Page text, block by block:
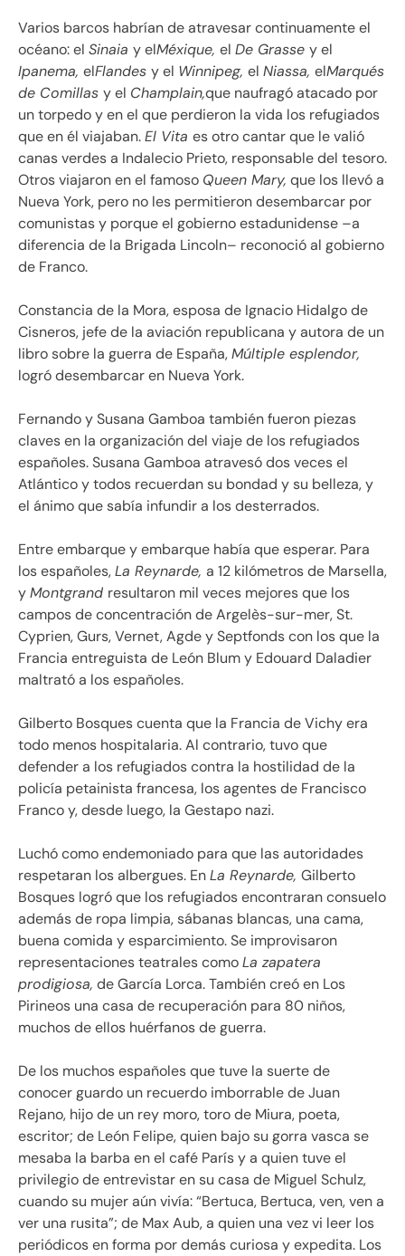
Varios barcos habrían de atravesar continuamente el
océano: el Sinaia y elMéxique, el De Grasse y el
Ipanema, elFlandes y el Winnipeg, el Niassa, elMarqués
de Comillas y el Champlain,que naufragó atacado por
un torpedo y en el que perdieron la vida los refugiados
que en él viajaban.El Vita es otro cantar que le valió
canas verdes a Indalecio Prieto, responsable del tesoro.
Otros viajaron en el famoso Queen Mary, que los llevó a
Nueva York, pero no les permitieron desembarcar por
comunistas y porque el gobierno estadunidense –a
diferencia de la Brigada Lincoln– reconoció al gobierno
de Franco.
Constancia de la Mora, esposa de Ignacio Hidalgo de
Cisneros, jefe de la aviación republicana y autora de un
libro sobre la guerra de España,Múltiple esplendor,
logró desembarcar en Nueva York.
Fernando y Susana Gamboa también fueron piezas
claves en la organización del viaje de los refugiados
españoles. Susana Gamboa atravesó dos veces el
Atlántico y todos recuerdan su bondad y su belleza, y
el ánimo que sabía infundir a los desterrados.
Entre embarque y embarque había que esperar. Para
los españoles,La Reynarde, a 12 kilómetros de Marsella,
yMontgrand resultaron mil veces mejores que los
campos de concentración de Argelès-sur-mer, St.
Cyprien, Gurs, Vernet, Agde y Septfonds con los que la
Francia entreguista de León Blum y Edouard Daladier
maltrató a los españoles.
Gilberto Bosques cuenta que la Francia de Vichy era
todo menos hospitalaria. Al contrario, tuvo que
defender a los refugiados contra la hostilidad de la
policía petainista francesa, los agentes de Francisco
Franco y, desde luego, la Gestapo nazi.
Luchó como endemoniado para que las autoridades
respetaran los albergues. EnLa Reynarde, Gilberto
Bosques logró que los refugiados encontraran consuelo
además de ropa limpia, sábanas blancas, una cama,
buena comida y esparcimiento. Se improvisaron
representaciones teatrales comoLa zapatera
prodigiosa, de García Lorca. También creó en Los
Pirineos una casa de recuperación para 80 niños,
muchos de ellos huérfanos de guerra.
De los muchos españoles que tuve la suerte de
conocer guardo un recuerdo imborrable de Juan
Rejano, hijo de un rey moro, toro de Miura, poeta,
escritor; de León Felipe, quien bajo su gorra vasca se
mesaba la barba en el café París y a quien tuve el
privilegio de entrevistar en su casa de Miguel Schulz,
cuando su mujer aún vivía: Bertuca, Bertuca, ven, ven a
ver una rusita ; de Max Aub, a quien una vez vi leer los
periódicos en forma por demás curiosa y expedita. Los